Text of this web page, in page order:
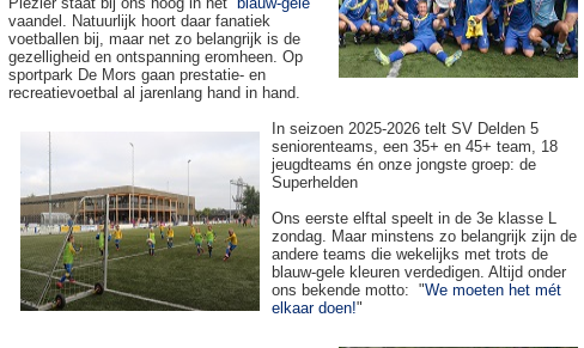
vaandel. Natuurlijk hoort daar fanatiek
voetballen bij, maar net zo belangrijk is de
gezelligheid en ontspanning eromheen. Op
sportpark De Mors gaan prestatie- en
recreatievoetbal al jarenlang hand in hand.
In seizoen 2025-2026 telt SV Delden 5
seniorenteams, een 35+ en 45+ team, 18
jeugdteams én onze jongste groep: de
Superhelden
Ons eerste elftal speelt in de 3e klasse L
zondag. Maar minstens zo belangrijk zijn de
andere teams die wekelijks met trots de
blauw-gele kleuren verdedigen. Altijd onder
ons bekende motto: "We moeten het mét
elkaar doen!"